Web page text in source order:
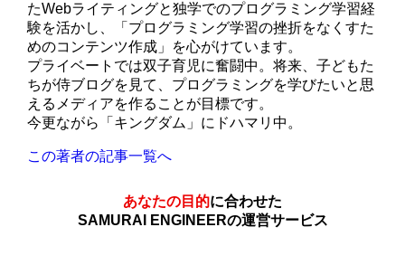
たWebライティングと独学でのプログラミング学習経
験を活かし、「プログラミング学習の挫折をなくすた
めのコンテンツ作成」を心がけています。
プライベートでは双子育児に奮闘中。将来、子どもた
ちが侍ブログを見て、プログラミングを学びたいと思
えるメディアを作ることが目標です。
今更ながら「キングダム」にドハマリ中。
この著者の記事一覧へ
あなたの目的に合わせた
SAMURAI ENGINEERの運営サービス